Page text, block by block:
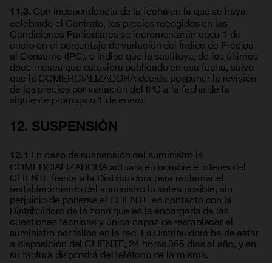
11.3. Con independencia de la fecha en la que se haya
celebrado el Contrato, los precios recogidos en las
Condiciones Particulares se incrementarán cada 1 de
enero en el porcentaje de variación del Índice de Precios
al Consumo (IPC), o índice que lo sustituya, de los últimos
doce meses que estuviera publicado en esa fecha, salvo
que la COMERCIALIZADORA decida posponer la revisión
de los precios por variación del IPC a la fecha de la
siguiente prórroga o 1 de enero.
12. SUSPENSIÓN
12.1 En caso de suspensión del suministro la
COMERCIALIZADORA actuará en nombre e interés del
CLIENTE frente a la Distribuidora para reclamar el
restablecimiento del suministro lo antes posible, sin
perjuicio de ponerse el CLIENTE en contacto con la
Distribuidora de la zona que es la encargada de las
cuestiones técnicas y única capaz de restablecer el
suministro por fallos en la red. La Distribuidora ha de estar
a disposición del CLIENTE, 24 horas 365 días al año, y en
su factura dispondrá del teléfono de la misma.